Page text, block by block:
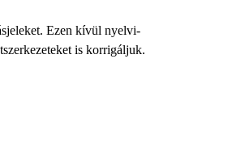
Ezen kívül nyelvi-
is korrigáljuk.